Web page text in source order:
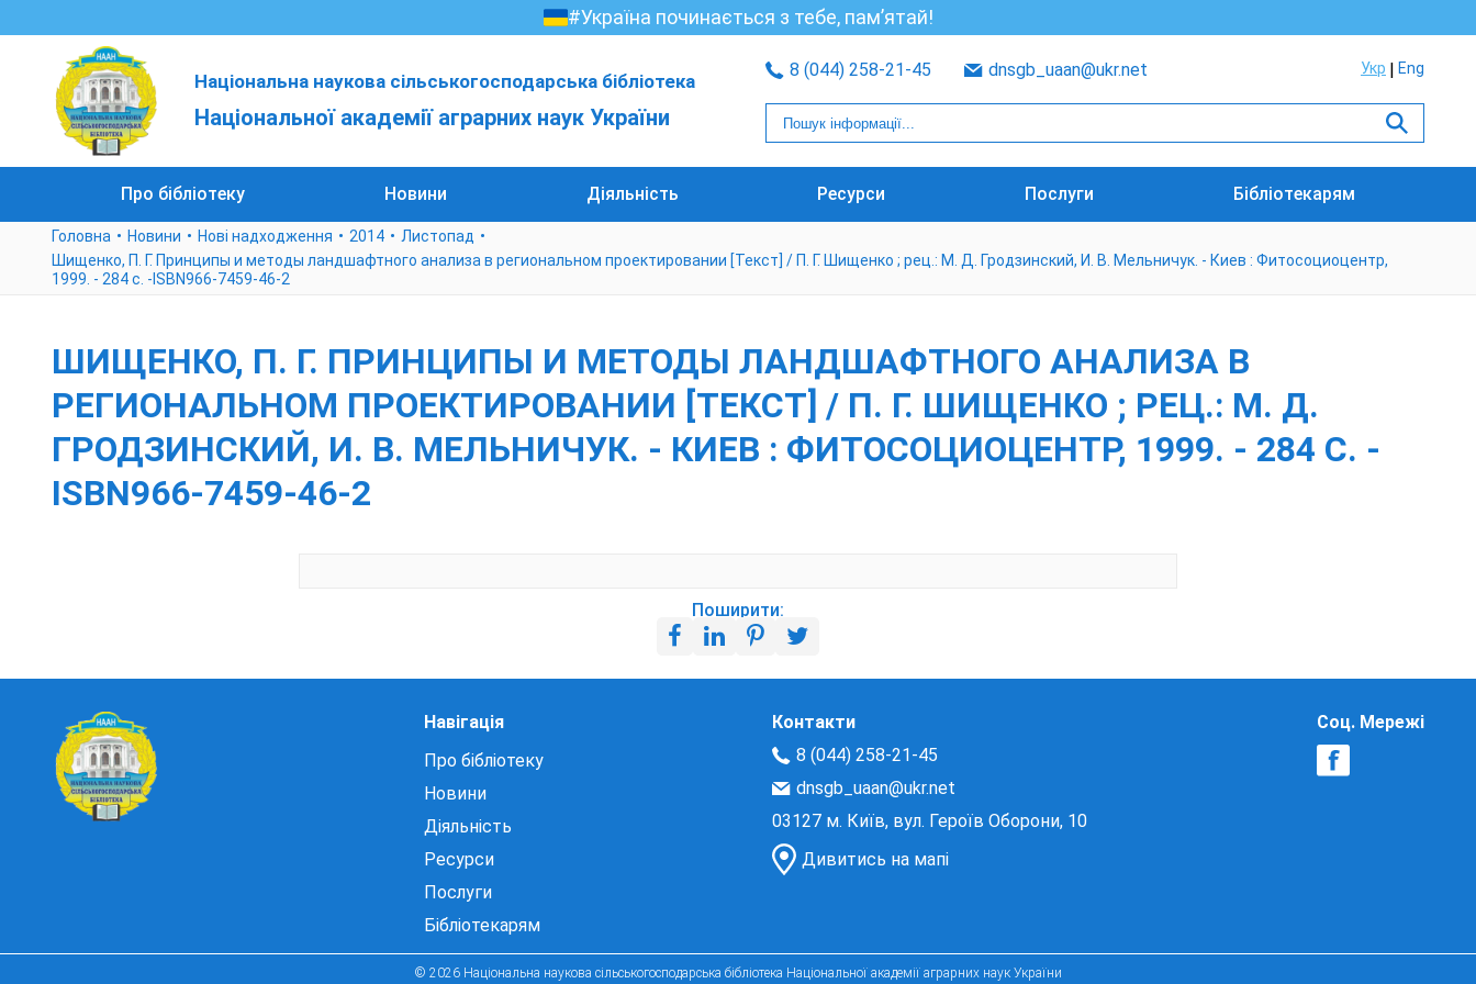
#Україна починається з тебе, пам’ятай!
Національна наукова сільськогосподарська бібліотека
Національної академії аграрних наук України
8 (044) 258-21-45 dnsgb_uaan@ukr.net Укр Eng
Про бібліотеку Новини Діяльність Ресурси Послуги Бібліотекарям
Головна Новини Нові надходження 2014
Листопад
Шищенко, П. Г. Принципы и методы ландшафтного анализа в региональном проектировании [Текст] / П. Г. Шищенко ; рец.: М. Д. Гродзинский, И. В. Мельничук. - Киев : Фитосоциоцентр,
1999. - 284 с. -ISBN966-7459-46-2
ШИЩЕНКО, П. Г. ПРИНЦИПЫ И МЕТОДЫ ЛАНДШАФТНОГО АНАЛИЗА В
РЕГИОНАЛЬНОМ ПРОЕКТИРОВАНИИ [ТЕКСТ] / П. Г. ШИЩЕНКО ; РЕЦ.: М. Д.
ГРОДЗИНСКИЙ, И. В. МЕЛЬНИЧУК. - КИЕВ : ФИТОСОЦИОЦЕНТР, 1999. - 284 С. -
ISBN966-7459-46-2
Поширити:
Навігація
Про бібліотеку
Новини
Діяльність
Ресурси
Послуги
Бібліотекарям
Контакти
8 (044) 258-21-45
dnsgb_uaan@ukr.net
03127 м. Київ, вул. Героїв Оборони, 10
Дивитись на мапі
Соц. Мережі
© 2026 Національна наукова сільськогосподарська бібліотека Національної академії аграрних наук України